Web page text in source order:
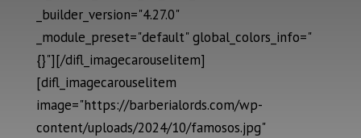
_builder_version="4.27.0"
_module_preset="default" global_colors_info="
{}"][/difl_imagecarouselitem]
[difl_imagecarouselitem
image="https://barberialords.com/wp-
content/uploads/2024/10/famosos.jpg"